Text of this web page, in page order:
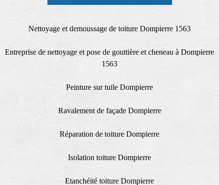
Nettoyage et demoussage de toiture Dompierre 1563
Entreprise de nettoyage et pose de gouttière et cheneau à Dompierre
1563
Peinture sur tuile Dompierre
Ravalement de façade Dompierre
Réparation de toiture Dompierre
Isolation toiture Dompierre
Etanchéité toiture Dompierre